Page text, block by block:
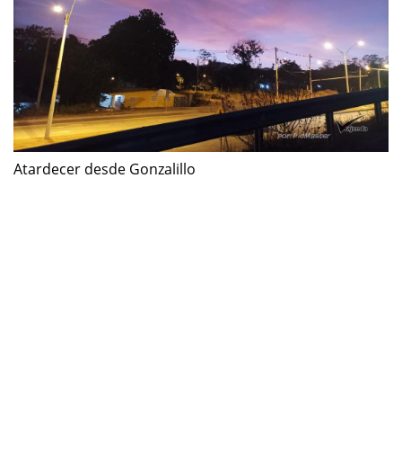
Atardecer desde Gonzalillo